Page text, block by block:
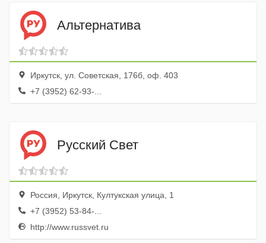
Альтернатива
Иркутск, ул. Советская, 176б, оф. 403
+7 (3952) 62-93-...
Русский Свет
Россия, Иркутск, Култукская улица, 1
+7 (3952) 53-84-...
http://www.russvet.ru